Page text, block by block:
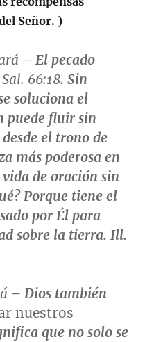
Señor. )
– El pecado
Sal. 66:18. Sin
soluciona el
puede fluir sin
el trono de
más poderosa en
de oración sin
Porque tiene el
por Él para
sobre la tierra. Ill.
– Dios también
nuestros
que no solo se